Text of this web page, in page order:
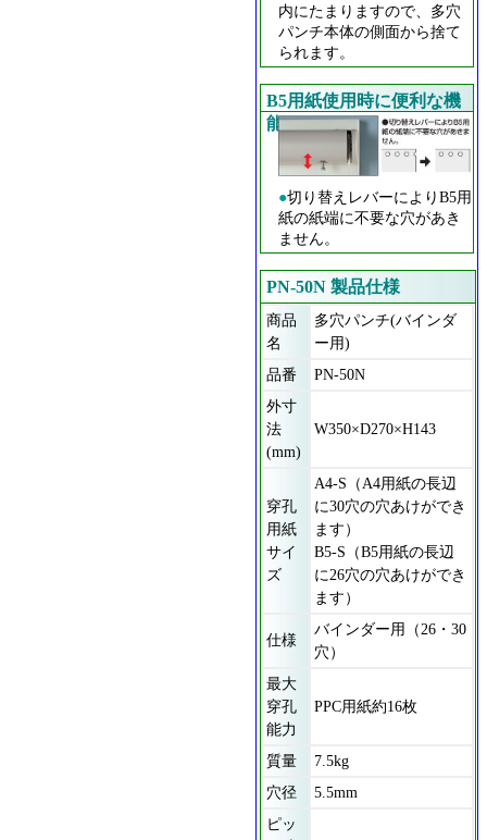
内にたまりますので、多穴
パンチ本体の側面から捨て
られます。
B5用紙使用時に便利な機
能
●切り替えレバーによりB5用
紙の紙端に不要な穴があき
ません。
PN-50N 製品仕様
商品
名
多穴パンチ(バインダ
ー用)
品番
PN-50N
外寸
法
(mm)
W350×D270×H143
穿孔
用紙
サイ
ズ
A4-S（A4用紙の長辺
に30穴の穴あけができ
ます）
B5-S（B5用紙の長辺
に26穴の穴あけができ
ます）
仕様
バインダー用（26・30
穴）
最大
穿孔
能力
PPC用紙約16枚
質量
7.5kg
穴径
5.5mm
ピッ